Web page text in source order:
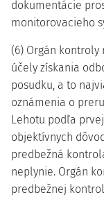
dokumentácie
monitorovacieho
(6) Orgán
účely získania
posudku, a to
oznámenia o
Lehotu podľa
objektívnych
predbežná
neplynie. Orgán
predbežnej